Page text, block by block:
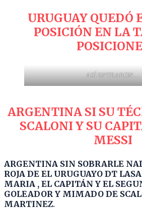
URUGUAY QUEDÓ
POSICIÓN EN LA
ASÍ ENTRARON…
ARGENTINA SI SU
SCALONI Y SU
MESSI
ARGENTINA SIN SOBRARLE
ROJA DE EL URUGUAYO DT
MARIA , EL CAPITÁN Y EL
GOLEADOR Y MIMADO DE
MARTINEZ.